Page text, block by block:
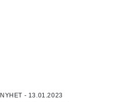
NYHET - 13.01.2023